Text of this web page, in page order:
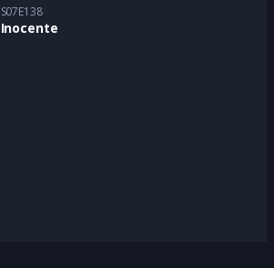
S07E138
Inocente